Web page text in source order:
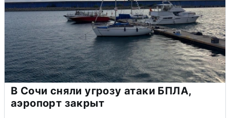
В Сочи сняли угрозу атаки БПЛА,
аэропорт закрыт